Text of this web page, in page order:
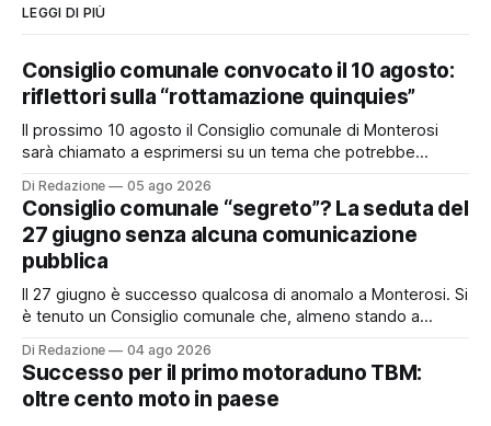
LEGGI DI PIÙ
Consiglio comunale convocato il 10 agosto:
riflettori sulla “rottamazione quinquies”
Il prossimo 10 agosto il Consiglio comunale di Monterosi
sarà chiamato a esprimersi su un tema che potrebbe
possibile adesione del Comune alla cosiddetta
“rottamazione quinquies” dei carichi affidati all’Agente della
Riscossione. Prima, però, c’è un tema politico che merita
Di Redazione 05 ago 2026
Consiglio comunale “segreto”? La seduta del
27 giugno senza alcuna comunicazione
pubblica
Il 27 giugno è successo qualcosa di anomalo a Monterosi. Si
è tenuto un Consiglio comunale che, almeno stando a
pubblicamente comunicato ai cittadini attraverso l’Albo
Pretorio. Un’anomalia che merita spiegazioni. Il Consiglio
comunale è, per sua natura, un’assemblea
Di Redazione 04 ago 2026
Successo per il primo motoraduno TBM:
oltre cento moto in paese